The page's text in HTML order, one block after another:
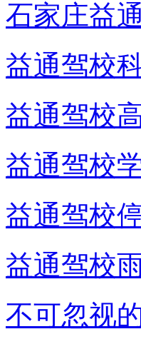
石家庄益
益通驾校
益通驾校
益通驾校
益通驾校
益通驾校
不可忽视